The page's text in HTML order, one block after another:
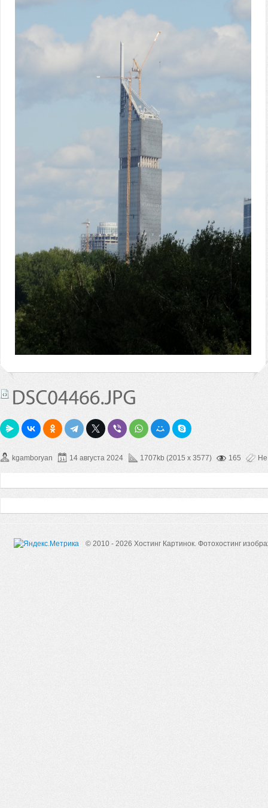
kgamboryan 14 августа 2024 1707kb (2015 x 3577) 165
© 2010 - 2026 Хостинг Картинок. Фотохостинг